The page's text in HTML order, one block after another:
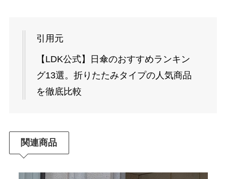
引用元
【LDK公式】日傘のおすすめランキン
グ13選。折りたたみタイプの人気商品
を徹底比較
関連商品